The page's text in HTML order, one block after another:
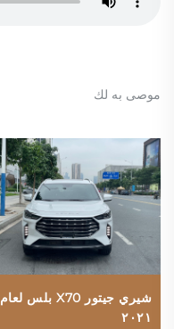
موصى به لك
شيري جيتور X70 بلس لعام
٢٠٢١